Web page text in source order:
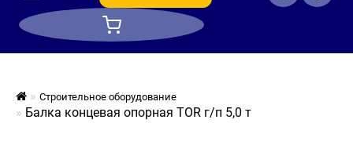
Строительное оборудование
Балка концевая опорная TOR г/п 5,0 т